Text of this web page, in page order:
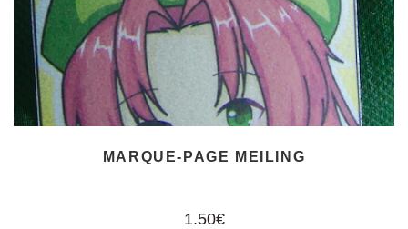
MARQUE-PAGE MEILING
1.50€